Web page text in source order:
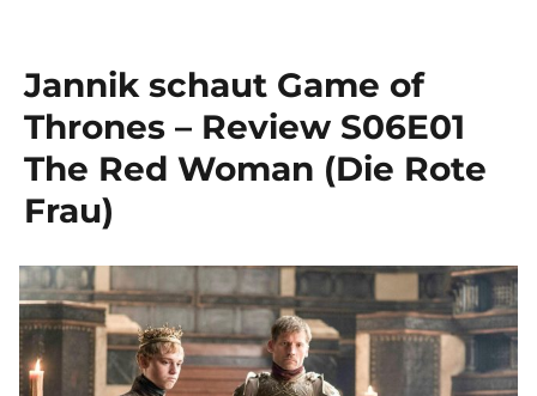
Jannik schaut Game of
Thrones – Review S06E01
The Red Woman (Die Rote
Frau)